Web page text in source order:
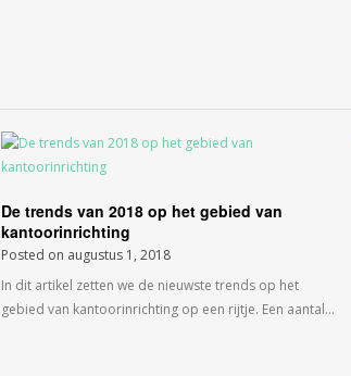
De trends van 2018 op het gebied van
kantoorinrichting
Posted on augustus 1, 2018
In dit artikel zetten we de nieuwste trends op het
gebied van kantoorinrichting op een rijtje. Een aantal…